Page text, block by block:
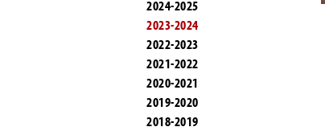
2024-2025
2023-2024
2022-2023
2021-2022
2020-2021
2019-2020
2018-2019